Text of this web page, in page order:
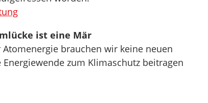
ist eine Mär
Atomenergie brauchen wir keine neuen
zum Klimaschutz beitragen